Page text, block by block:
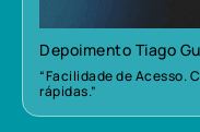
Depoimento Tiago
“Facilidade de Acesso.
rápidas.”